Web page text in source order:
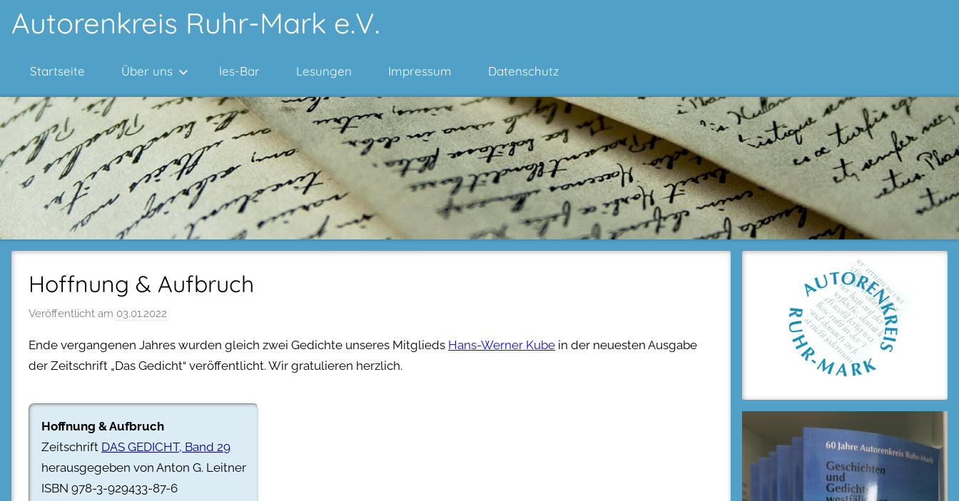
Inhalt
Autorenkreis Ruhr-Mark e.V.
Startseite Über uns les-Bar Lesungen Impressum Datenschutz
Hoffnung & Aufbruch
Veröffentlicht am 03.01.2022
Ende vergangenen Jahres wurden gleich zwei Gedichte unseres Mitglieds Hans-Werner Kube in der neuesten Ausgabe
der Zeitschrift „Das Gedicht“ veröffentlicht. Wir gratulieren herzlich.
Hoffnung & Aufbruch
Zeitschrift DAS GEDICHT, Band 29
herausgegeben von Anton G. Leitner
ISBN 978-3-929433-87-6